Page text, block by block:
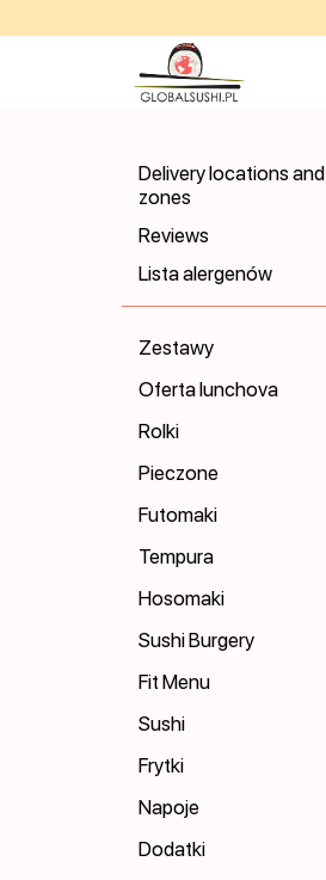
Delivery locations and
zones
Reviews
Lista alergenów
Zestawy
Oferta lunchova
Rolki
Pieczone
Futomaki
Tempura
Hosomaki
Sushi Burgery
Fit Menu
Sushi
Frytki
Napoje
Dodatki